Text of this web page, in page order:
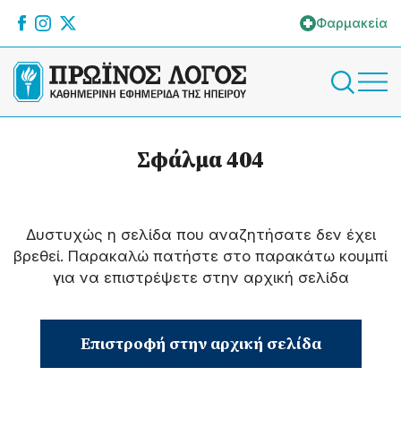
Φαρμακεία
Σφάλμα 404
Δυστυχώς η σελίδα που αναζητήσατε δεν έχει
βρεθεί. Παρακαλώ πατήστε στο παρακάτω κουμπί
για να επιστρέψετε στην αρχική σελίδα
Επιστροφή στην αρχική σελίδα